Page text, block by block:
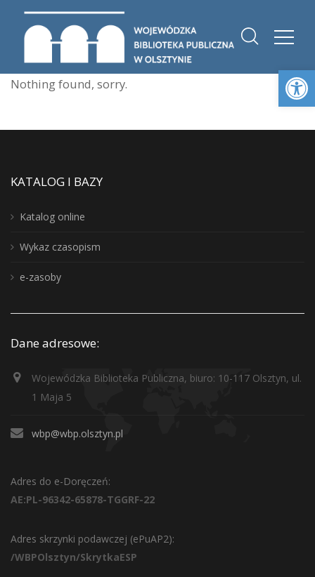
Nothing found, sorry.
KATALOG I BAZY
Katalog online
Wykaz czasopism
e-zasoby
Dane adresowe:
Wojewódzka Biblioteka Publiczna, biuro: 10-117 Olsztyn, ul.
1 Maja 5
wbp@wbp.olsztyn.pl
Adres do e-Doręczeń:
AE:PL-96342-65878-TGGRF-22
Adres skrzynki podawczej (ePuAP2):
/WBPOlsztyn/SkrytkaESP